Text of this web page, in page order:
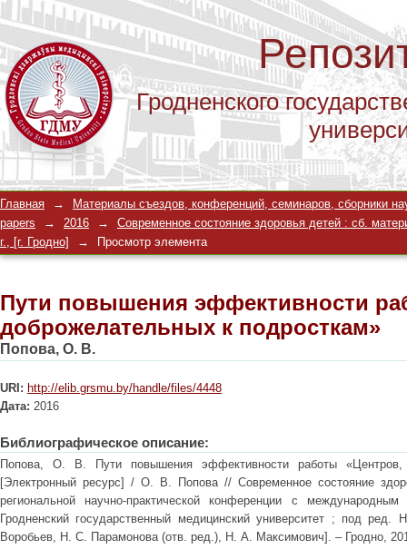
Гродненского
Пути повышения эффективности
подросткам»
Главная →
Материалы съездов, конференций, семинаров, сборники
papers
→ 2016 →
Современное состояние здоровья детей : сб.
г., [г. Гродно]
→ Просмотр элемента
Пути повышения эффективности
доброжелательных к подросткам»
Попова, О. В.
URI: http://elib.grsmu.by/handle/files/4448
Дата: 2016
Библиографическое описание:
Попова, О. В. Пути повышения эффективности работы «Центров,
[Электронный ресурс] / О. В. Попова // Современное состояние
региональной научно-практической конференции с
Гродненский государственный медицинский университет ; под
Воробьев, Н. С. Парамонова (отв. ред.), Н. А. Максимович]. – Гродно,